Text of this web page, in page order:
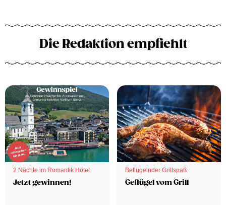
Die Redaktion empfiehlt
2 Nächte im Romantik Hotel
Jetzt gewinnen!
Beflügelnder Grillspaß
Geflügel vom Grill